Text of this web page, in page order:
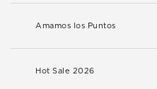
Amamos los Puntos
Hot Sale 2026